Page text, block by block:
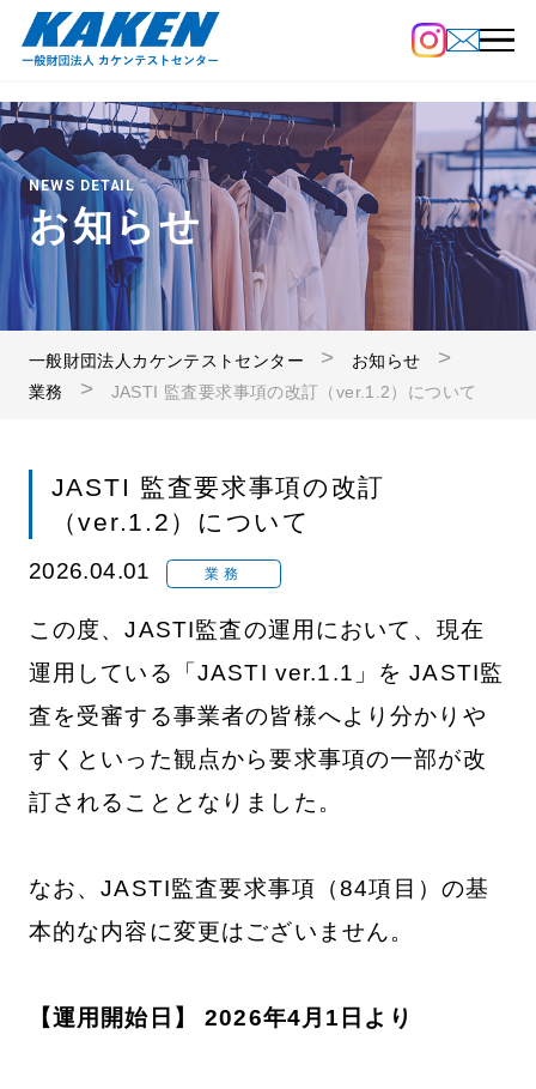
NEWS DETAIL
お知らせ
一般財団法人カケンテストセンター
お知らせ
業務
JASTI 監査要求事項の改訂（ver.1.2）について
JASTI 監査要求事項の改訂
（ver.1.2）について
2026.04.01 業務
この度、JASTI監査の運用において、現在
運用している「JASTI ver.1.1」を JASTI監
査を受審する事業者の皆様へより分かりや
すくといった観点から要求事項の一部が改
訂されることとなりました。
なお、JASTI監査要求事項（84項目）の基
本的な内容に変更はございません。
【運用開始日】 2026年4月1日より